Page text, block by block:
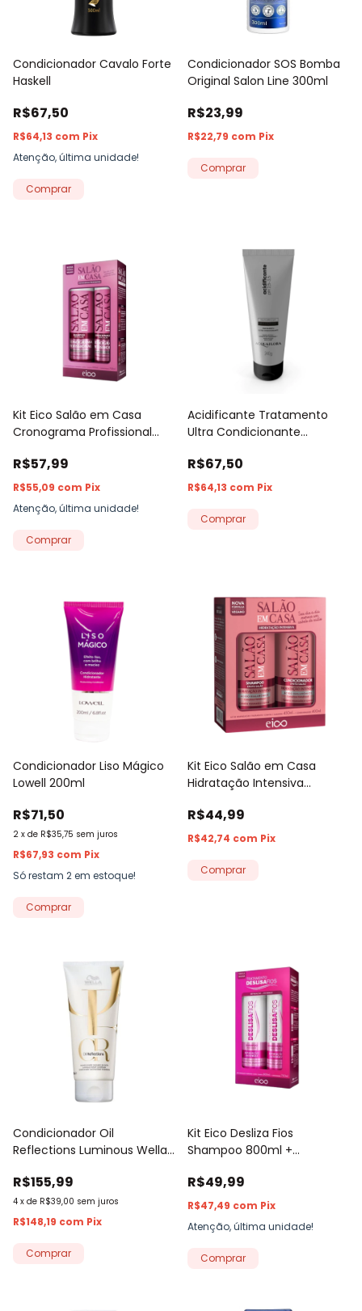
Condicionador Cavalo Forte
Haskell
R$67,50
R$64,13 com Pix
Atenção, última unidade!
Comprar
Condicionador SOS Bomba
Original Salon Line 300ml
R$23,99
R$22,79 com Pix
Kit Eico Salão em Casa
Cronograma Profissional
Condicionador 750ml
R$57,99
R$55,09 com Pix
Atenção, última unidade!
Acidificante Tratamento
Ultra Condicionante
R$67,50
R$64,13 com Pix
Condicionador Liso Mágico
Lowell 200ml
R$71,50
2 x de R$35,75 sem juros
R$67,93 com Pix
Só restam 2em estoque!
Kit Eico Salão em Casa
Hidratação Intensiva
Condicionador 400ml
R$44,99
R$42,74 com Pix
Condicionador Oil
Reflections Luminous Wella
R$155,99
4 x de R$39,00 sem juros
R$148,19 com Pix
Kit Eico Desliza Fios
Shampoo 800ml +
R$49,99
R$47,49 com Pix
Atenção, última unidade!